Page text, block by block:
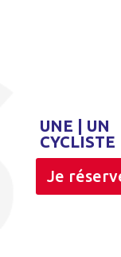
UNE | UN
CYCLISTE
Je